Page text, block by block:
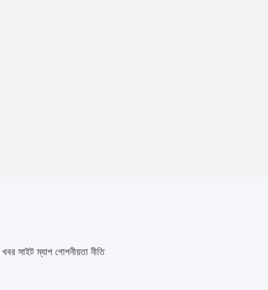
খবর সাইট ম্যাপ গোপনীয়তা নীতি